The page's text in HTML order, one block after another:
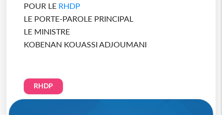
POUR LE RHDP
LE PORTE-PAROLE PRINCIPAL
LE MINISTRE
KOBENAN KOUASSI ADJOUMANI
RHDP